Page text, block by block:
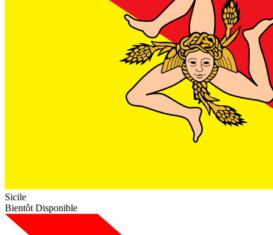
Sicile
Bientôt Disponible